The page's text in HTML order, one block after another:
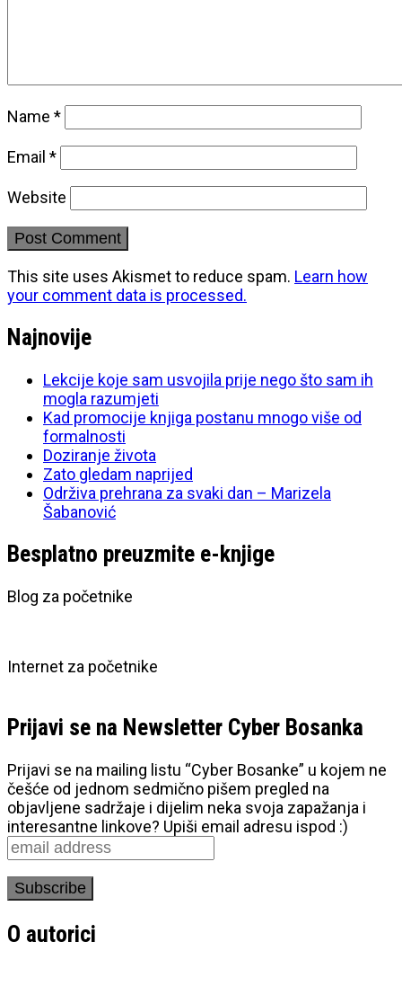
Name *
Email *
Website
This site uses Akismet to reduce spam. Learn how
your comment data is processed.
Najnovije
Lekcije koje sam usvojila prije nego što sam ih
mogla razumjeti
Kad promocije knjiga postanu mnogo više od
formalnosti
Doziranje života
Zato gledam naprijed
Održiva prehrana za svaki dan – Marizela
Šabanović
Besplatno preuzmite e-knjige
Blog za početnike
Internet za početnike
Prijavi se na Newsletter Cyber Bosanka
Prijavi se na mailing listu “Cyber Bosanke” u kojem ne
češće od jednom sedmično pišem pregled na
objavljene sadržaje i dijelim neka svoja zapažanja i
interesantne linkove? Upiši email adresu ispod :)
O autorici